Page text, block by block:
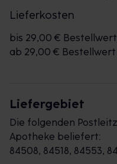
Lieferkosten
bis 29,00 € Bestellwert
ab 29,00 € Bestellwert
Liefergebiet
Die folgenden
Apotheke beliefert:
84508, 84518, 84553,